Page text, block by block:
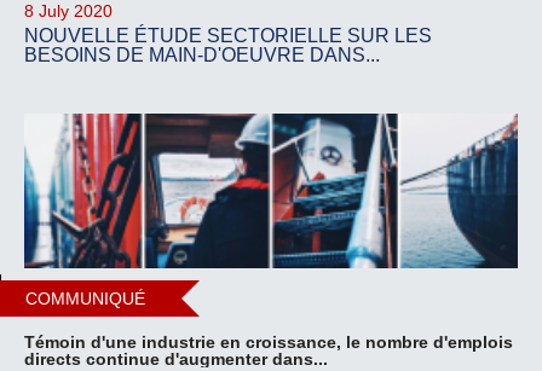
8 July 2020
NOUVELLE ÉTUDE SECTORIELLE SUR LES
BESOINS DE MAIN-D'OEUVRE DANS...
COMMUNIQUÉ
Témoin d'une industrie en croissance, le nombre d'emplois
directs continue d'augmenter dans...